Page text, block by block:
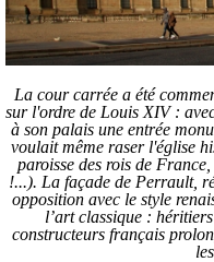
La cour carrée a été
sur l'ordre de Louis XIV:
à son palais une entrée
voulait même raser l'église
paroisse des rois de
!...). La façade de Perrault,
opposition avec le style
l’art classique :
constructeurs français